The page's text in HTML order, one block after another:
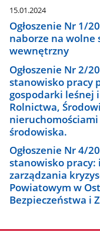
15.01.2024
Ogłoszenie Nr 1/
naborze na wolne
wewnętrzny
Ogłoszenie Nr 2/
stanowisko pracy
gospodarki leśnej
Rolnictwa,
środowiska.
Ogłoszenie Nr 4/
stanowisko pracy:
zarządzania
Powiatowym w
Bezpieczeństwa i